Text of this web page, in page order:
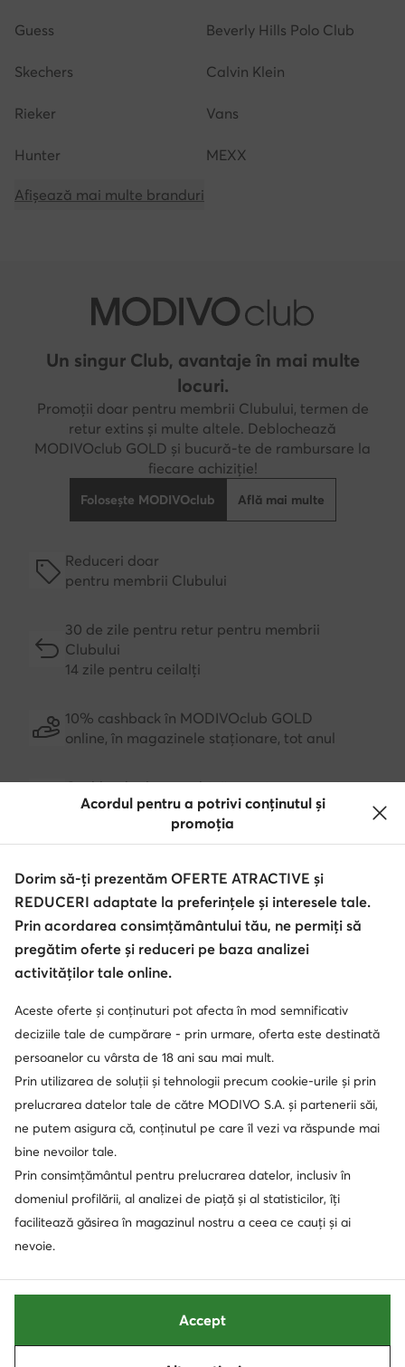
Guess Beverly Hills Polo Club
Skechers Calvin Klein
Rieker Vans
Hunter MEXX
Afișează mai multe branduri
Un singur Club, avantaje în mai multe
locuri.
Promoții doar pentru membrii Clubului, termen de
retur extins și multe altele. Deblochează
MODIVOclub GOLD și bucură-te de rambursare la
fiecare achiziție!
Folosește MODIVOclub Află mai multe
Reduceri doar
pentru membrii Clubului
30 de zile pentru retur pentru membrii
Clubului
14 zile pentru ceilalți
10% cashback în MODIVOclub GOLD
online, în magazinele staționare, tot anul
Cashback-ul se combină cu orice promoție sau
ofertă de reducere
Schimbă țara: Rumunia (RO)
Descărcă aplicația
Despre noi
Informații
Acordul pentru a potrivi conținutul și
promoția
Dorim să-ți prezentăm OFERTE ATRACTIVE și
REDUCERI adaptate la preferințele și interesele tale.
Prin acordarea consimțământului tău, ne permiți să
pregătim oferte și reduceri pe baza analizei
activităților tale online.
Aceste oferte și conținuturi pot afecta în mod semnificativ
deciziile tale de cumpărare - prin urmare, oferta este destinată
persoanelor cu vârsta de 18 ani sau mai mult.
Prin utilizarea de soluții și tehnologii precum cookie-urile și prin
prelucrarea datelor tale de către MODIVO S.A. și partenerii săi,
ne putem asigura că, conținutul pe care îl vezi va răspunde mai
bine nevoilor tale.
Prin consimțământul pentru prelucrarea datelor, inclusiv în
domeniul profilării, al analizei de piață și al statisticilor, îți
facilitează găsirea în magazinul nostru a ceea ce cauți și ai
nevoie.
Accept